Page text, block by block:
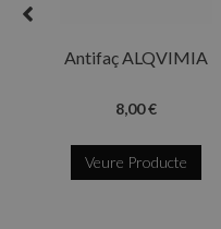
Antifaç ALQVIMIA
8,00 €
Veure Producte